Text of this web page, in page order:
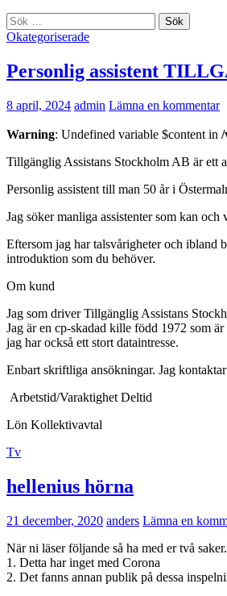
Sök
efter:
Okategoriserade
Personlig assistent
8 april, 2024 admin Lämna en kommentar
Warning: Undefined variable $content in /
Tillgänglig Assistans Stockholm AB är ett
Personlig assistent till man 50 år i
Jag söker manliga assistenter som kan
Eftersom jag har talsvårigheter och ibland
introduktion som du behöver.
Om kund
Jag som driver Tillgänglig Assistans
Jag är en cp-skadad kille född 1972 som
jag har också ett stort dataintresse.
Enbart skriftliga ansökningar. Jag
Arbetstid/Varaktighet Deltid
Lön Kollektivavtal
Tv
hellenius hörna
21 december, 2020 anders Lämna en
När ni läser följande så ha med er två saker.
1. Detta har inget med Corona
2. Det fanns annan publik på dessa